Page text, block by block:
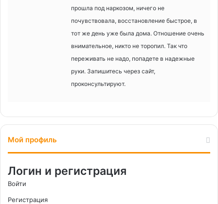
прошла под наркозом, ничего не
почувствовала, восстановление быстрое, в
тот же день уже была дома. Отношение очень
внимательное, никто не торопил. Так что
переживать не надо, попадете в надежные
руки. Запишитесь через сайт,
проконсультируют.
Мой профиль
Логин и регистрация
Войти
Регистрация